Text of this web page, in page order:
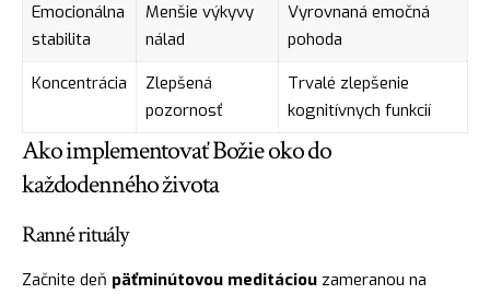
Emocionálna
stabilita
Menšie výkyvy
nálad
Vyrovnaná emočná
pohoda
Koncentrácia
Zlepšená
pozornosť
Trvalé zlepšenie
kognitívnych funkcií
Ako implementovať Božie oko do
každodenného života
Ranné rituály
Začnite deň päťminútovou meditáciou zameranou na